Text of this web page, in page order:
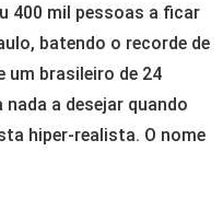
400 mil pessoas a ficar
batendo o recorde de
um brasileiro de 24
a desejar quando
hiper-realista. O nome